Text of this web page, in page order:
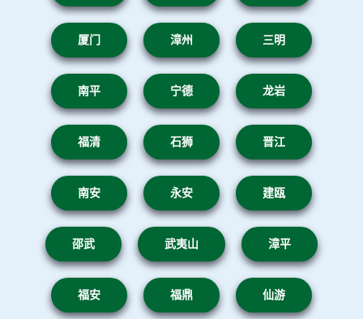
厦门 漳州 三明
南平 宁德 龙岩
福清 石狮 晋江
南安 永安 建瓯
邵武 武夷山 漳平
福安 福鼎 仙游